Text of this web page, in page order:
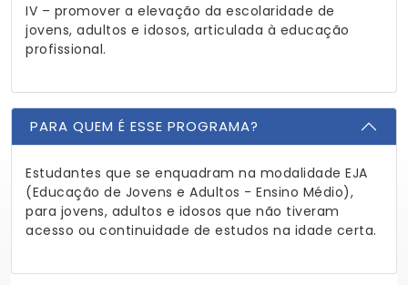
IV – promover a elevação da escolaridade de
jovens, adultos e idosos, articulada à educação
profissional.
PARA QUEM É ESSE PROGRAMA?
Estudantes que se enquadram na modalidade EJA
(Educação de Jovens e Adultos - Ensino Médio),
para jovens, adultos e idosos que não tiveram
acesso ou continuidade de estudos na idade certa.